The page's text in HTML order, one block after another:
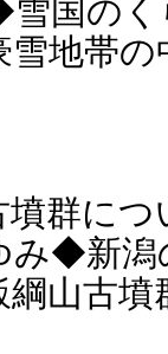
雪国の
雪地帯
墳群につ
み◆新
綱山古